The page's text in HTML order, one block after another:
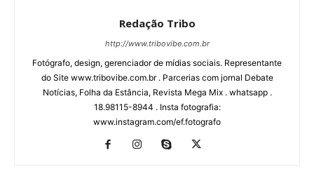
Redação Tribo
http://www.tribovibe.com.br
Fotógrafo, design, gerenciador de mídias sociais. Representante
do Site www.tribovibe.com.br . Parcerias com jornal Debate
Notícias, Folha da Estância, Revista Mega Mix . whatsapp .
18.98115-8944 . Insta fotografia:
www.instagram.com/ef.fotografo